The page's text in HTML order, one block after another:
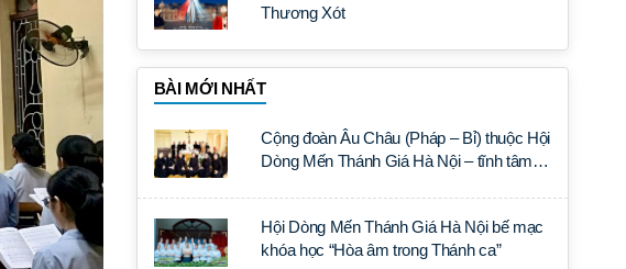
Thương Xót
BÀI MỚI NHẤT
Cộng đoàn Âu Châu (Pháp – Bỉ) thuộc Hội
Dòng Mến Thánh Giá Hà Nội – tĩnh tâm
Hội Dòng Mến Thánh Giá Hà Nội bế mạc
khóa học “Hòa âm trong Thánh ca”